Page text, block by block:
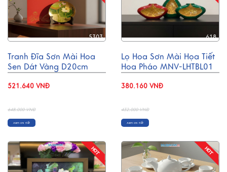
5303
Tranh Đĩa Sơn Mài Hoa
Sen Dát Vàng D20cm
521.640 VNĐ
648.000 VNĐ
Xem chi tiết
618
Lọ Hoa Sơn Mài Họa Tiết
Hoa Pháo MNV-LHTBL01
380.160 VNĐ
432.000 VNĐ
Xem chi tiết